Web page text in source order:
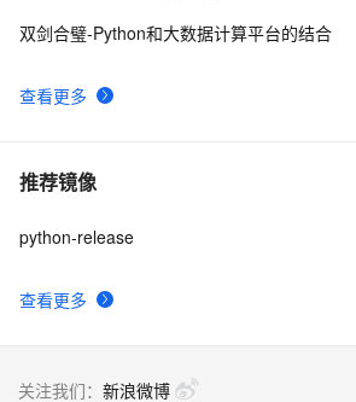
查看更多
双剑合璧-Python和大数据计算平台的结合
推荐镜像
查看更多
python-release
关注我们： 新浪微博